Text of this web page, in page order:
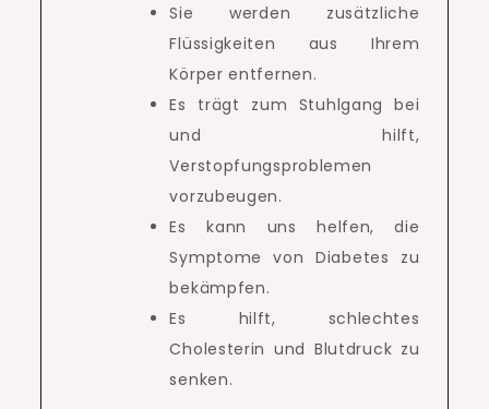
Sie werden zusätzliche
Flüssigkeiten aus Ihrem
Körper entfernen.
Es trägt zum Stuhlgang bei
und hilft,
Verstopfungsproblemen
vorzubeugen.
Es kann uns helfen, die
Symptome von Diabetes zu
bekämpfen.
Es hilft, schlechtes
Cholesterin und Blutdruck zu
senken.